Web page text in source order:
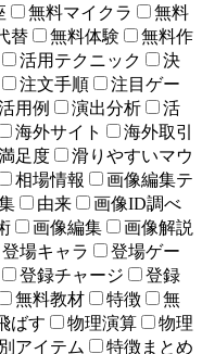
無料マイクラ
無料
替 無料体験
無料作
活用テクニック
決
注文手順
注目ゲー
用例 演出分析
活
海外サイト
海外取引
足度
滑りやすいマウ
相場情報
画像編集テ
由来
画像ID調べ
画像編集
画像解説
登場キャラ
登場ゲー
登録チャージ
登録
無料教材 特徴
無
ばす 物理演算
物理
アイテム
特徴まとめ